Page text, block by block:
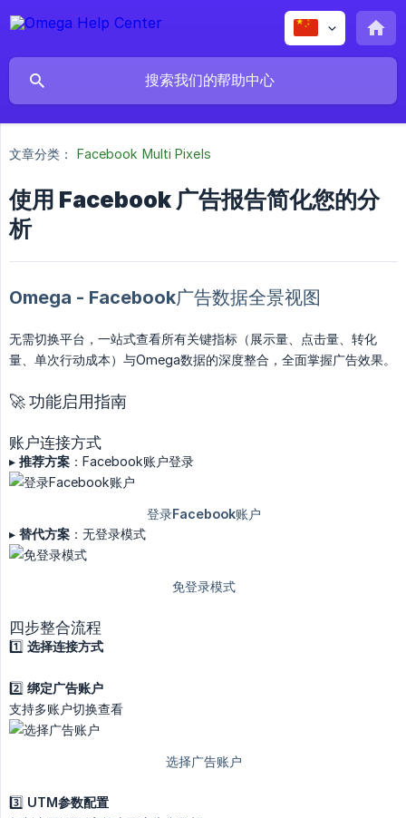
文章分类： Facebook Multi Pixels
使用 Facebook 广告报告简化您的分
析
Omega - Facebook广告数据全景视图
无需切换平台，一站式查看所有关键指标（展示量、点击量、转化
量、单次行动成本）与Omega数据的深度整合，全面掌握广告效果。
🚀 功能启用指南
账户连接方式
▸ 推荐方案 ：Facebook账户登录
▸ 替代方案 ：无登录模式
四步整合流程
1️⃣ 选择连接方式
2️⃣ 绑定广告账户
支持多账户切换查看
3️⃣ UTM参数配置